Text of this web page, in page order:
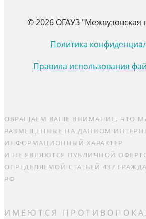
© 2026 ОГАУЗ "Межвузовская
Политика
Правила использования
ОБРАЩАЕМ ВАШЕ ВНИМАНИЕ, ЧТО
РАЗМЕЩЕННЫЕ НА ДАННОМ
ИНФОРМАЦИОННЫЙ ХАРАКТЕР
И НЕ ЯВЛЯЮТСЯ ПУБЛИЧНОЙ
ОПРЕДЕЛЯЕМОЙ СТАТЬЕЙ 437
РФ
ИМЕЮТСЯ